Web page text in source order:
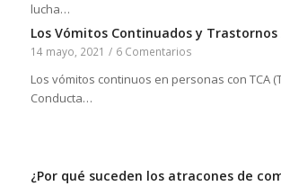
lucha…
Los Vómitos Continuados y
14 mayo, 2021 / 6 Comentarios
Los vómitos continuos en personas con TCA
Conducta…
¿Por qué suceden los atracones de